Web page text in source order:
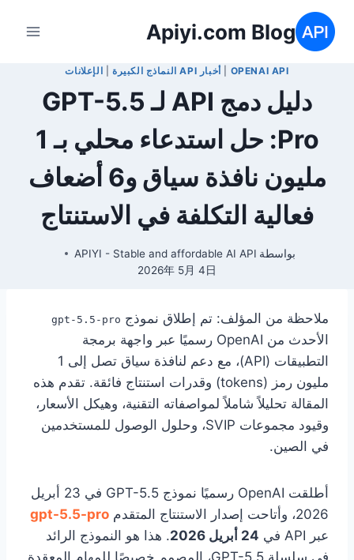
التجاوز
المحتوى
Apiyi.com Blog
OPENAI API أخبار API النماذج الكبيرة الإعلانات
دليل دمج API لـ GPT-5.5
Pro: حل استدعاء محلي بـ 1
مليون نافذة سياق و6 أضعاف
فعالية التكلفة في الاستنتاج
بواسطة APIYI - Stable and affordable AI API
2026年 5月 4日
ملاحظة من المؤلف: تم إطلاق نموذج gpt-5.5-pro
الأحدث من OpenAI رسميًا عبر واجهة برمجة
التطبيقات (API)، مع دعم لنافذة سياق تصل إلى 1
مليون رمز (tokens) وقدرات استنتاج فائقة. تقدم هذه
المقالة تحليلاً شاملاً لمواصفاته التقنية، وهيكل الأسعار،
وقيود مجموعات SVIP، وحلول الوصول للمستخدمين
في الصين.
أطلقت OpenAI رسميًا نموذج GPT-5.5 في 23 أبريل
2026، وأتاحت إصدار الاستنتاج المتقدم
gpt-5.5-pro
عبر API في
24 أبريل 2026
. هذا هو النموذج الرائد